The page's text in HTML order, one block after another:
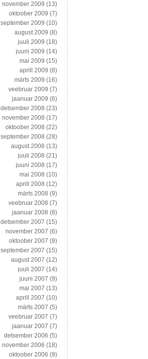
november 2009 (13)
oktoober 2009 (7)
september 2009 (10)
august 2009 (8)
juuli 2009 (18)
juuni 2009 (14)
mai 2009 (15)
aprill 2009 (8)
märts 2009 (16)
veebruar 2009 (7)
jaanuar 2009 (6)
detsember 2008 (23)
november 2008 (17)
oktoober 2008 (22)
september 2008 (28)
august 2008 (13)
juuli 2008 (21)
juuni 2008 (17)
mai 2008 (10)
aprill 2008 (12)
märts 2008 (9)
veebruar 2008 (7)
jaanuar 2008 (8)
detsember 2007 (15)
november 2007 (6)
oktoober 2007 (9)
september 2007 (15)
august 2007 (12)
juuli 2007 (14)
juuni 2007 (9)
mai 2007 (13)
aprill 2007 (10)
märts 2007 (5)
veebruar 2007 (7)
jaanuar 2007 (7)
detsember 2006 (5)
november 2006 (18)
oktoober 2006 (9)